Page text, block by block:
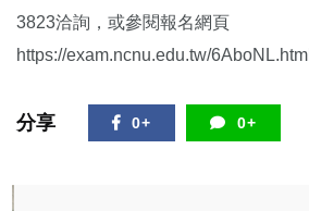
3823洽詢，或參閱報名網頁
https://exam.ncnu.edu.tw/6AboNL.html
分享 0+ 0+